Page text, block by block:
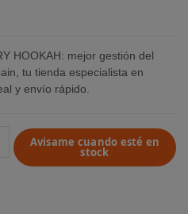
HOOKAH: mejor gestión del
tu tienda especialista en
y envío rápido.
Avisame cuando esté en
stock